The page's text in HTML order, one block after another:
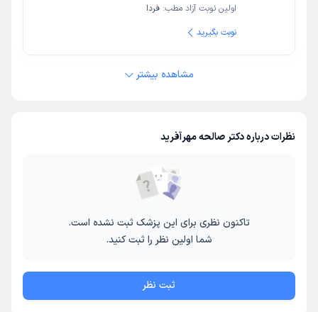
اولین نوبت آزاد مطب: فردا
نوبت بگیرید
مشاهده بیشتر
نظرات درباره دکتر صالحه مهرآفرید
تاکنون نظری برای این پزشک ثبت نشده است.
شما اولین نظر را ثبت کنید.
ثبت نظر